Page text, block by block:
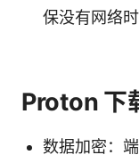
保没有网络
Proton 下
数据加密：